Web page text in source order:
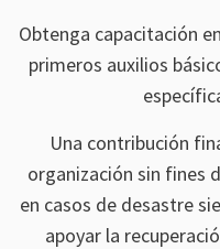
Obtenga capacitación
primeros auxilios
Una contribución
organización sin fines
en casos de desastre
apoyar la